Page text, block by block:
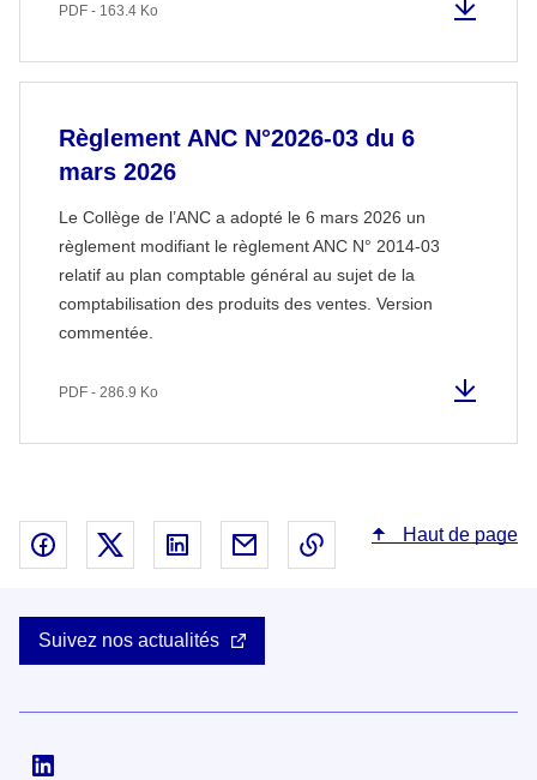
PDF - 163.4 Ko
Règlement ANC N°2026-03 du 6
mars 2026
Le Collège de l’ANC a adopté le 6 mars 2026 un
règlement modifiant le règlement ANC N° 2014-03
relatif au plan comptable général au sujet de la
comptabilisation des produits des ventes. Version
commentée.
PDF - 286.9 Ko
Partager sur Facebook - nouvelle fenêtre
Partager sur X - nouvelle fenêtre
Partager sur Linked In - nouvelle
Partager par email - nouvelle
Copier le lien dans le
Haut de page
Suivez nos actualités